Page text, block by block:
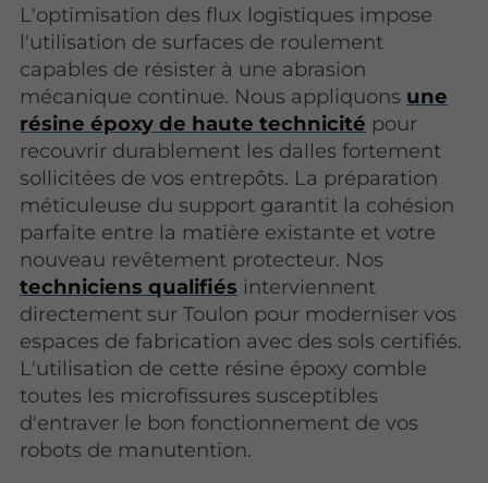
L'optimisation des flux logistiques impose
l'utilisation de surfaces de roulement
capables de résister à une abrasion
mécanique continue. Nous appliquons une
résine époxy de haute technicité pour
recouvrir durablement les dalles fortement
sollicitées de vos entrepôts. La préparation
méticuleuse du support garantit la cohésion
parfaite entre la matière existante et votre
nouveau revêtement protecteur. Nos
techniciens qualifiés interviennent
directement sur Toulon pour moderniser vos
espaces de fabrication avec des sols certifiés.
L'utilisation de cette résine époxy comble
toutes les microfissures susceptibles
d'entraver le bon fonctionnement de vos
robots de manutention.